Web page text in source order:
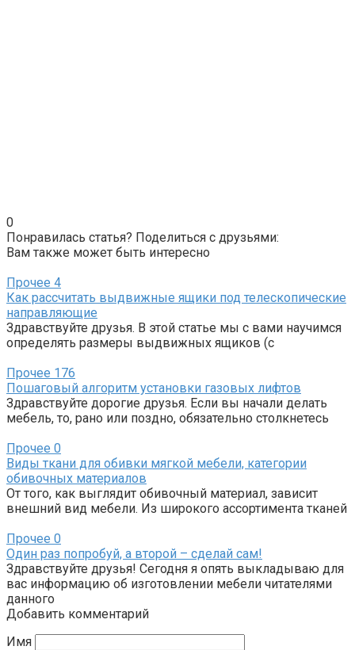
0
Понравилась статья? Поделиться с друзьями:
Вам также может быть интересно
Прочее 4
Как рассчитать выдвижные ящики под телескопические
направляющие
Здравствуйте друзья. В этой статье мы с вами научимся
определять размеры выдвижных ящиков (с
Прочее 176
Пошаговый алгоритм установки газовых лифтов
Здравствуйте дорогие друзья. Если вы начали делать
мебель, то, рано или поздно, обязательно столкнетесь
Прочее 0
Виды ткани для обивки мягкой мебели, категории
обивочных материалов
От того, как выглядит обивочный материал, зависит
внешний вид мебели. Из широкого ассортимента тканей
Прочее 0
Один раз попробуй, а второй – сделай сам!
Здравствуйте друзья! Сегодня я опять выкладываю для
вас информацию об изготовлении мебели читателями
данного
Добавить комментарий
Имя